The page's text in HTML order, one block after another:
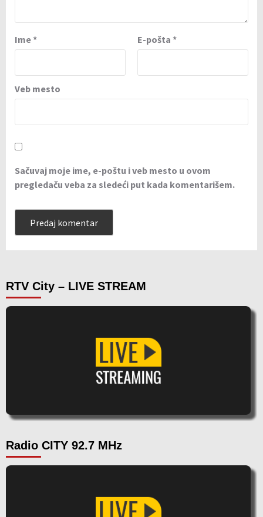
Ime* E-pošta *
Veb mesto
Sačuvaj moje ime, e-poštu i veb mesto u ovom
pregledaču veba za sledeći put kada komentarišem.
RTV City – LIVE STREAM
Radio CITY 92.7 MHz